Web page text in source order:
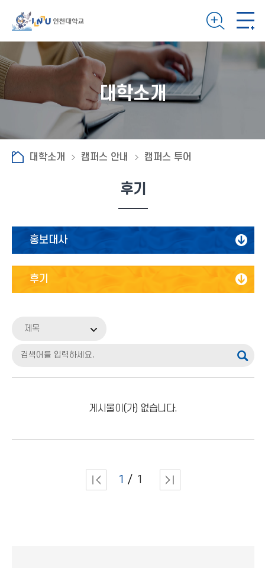
대학소개
대학소개 캠퍼스 안내 캠퍼스 투어
후기
홍보대사
캠퍼스투어소개
투어신청 및 일정
후기
활동
후기
제목
게시물이(가) 없습니다.
1 1